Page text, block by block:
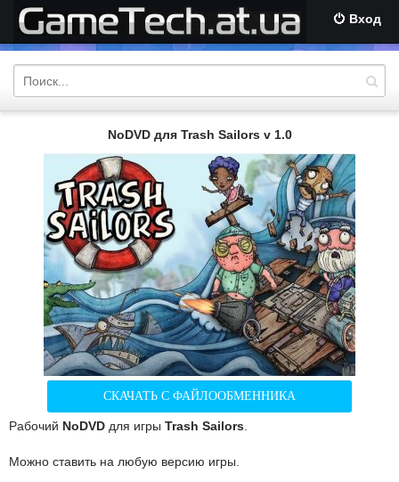
Вход
NoDVD для Trash Sailors v 1.0
СКАЧАТЬ С ФАЙЛООБМЕННИКА
Рабочий NoDVD для игры Trash Sailors
Можно ставить на любую версию игры.